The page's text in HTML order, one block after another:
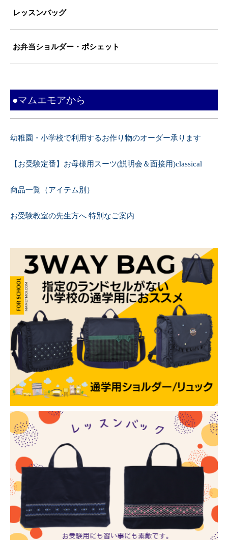
レッスンバッグ
お弁当ショルダー・ポシェット
●マムエモアから
幼稚園・小学校で利用するお作り物のオーダー承ります
【お受験定番】お母様用スーツ(説明会＆面接用)classical
商品一覧（アイテム別）
お受験教室の先生方へ 特別なご案内